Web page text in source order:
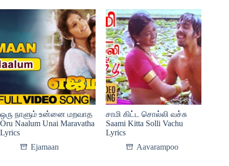
ஒரு நாளும் உன்னை மறவாத
Oru Naalum Unai Maravatha
Lyrics
Ejamaan
சாமி கிட்ட சொல்லி வச்சு
Saami Kitta Solli Vachu
Lyrics
Aavarampoo